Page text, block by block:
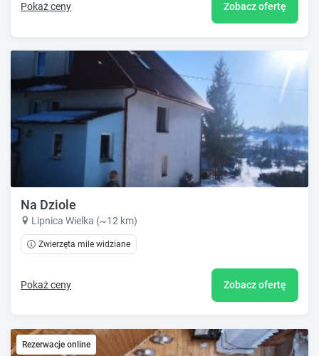
Pokaż ceny Zobacz ofertę
Na Dziole
Lipnica Wielka (~12 km)
Zwierzęta mile widziane
Pokaż ceny Zobacz ofertę
Rezerwacje online